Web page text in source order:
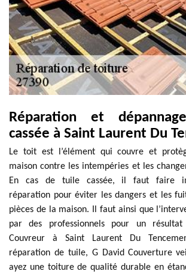
Réparation et
cassée à Saint Laurent Du
Le toit est l’élément qui couvre et
maison contre les intempéries et les
En cas de tuile cassée, il faut faire
réparation pour éviter les dangers et les
pièces de la maison. Il faut ainsi que
par des professionnels pour un résultat
Couvreur à Saint Laurent Du
réparation de tuile, G David Couverture
ayez une toiture de qualité durable en